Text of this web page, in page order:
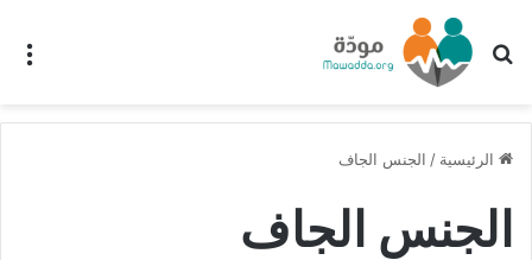
بحث عن
الرئيسية / الجنس الجاف
الجنس الجاف